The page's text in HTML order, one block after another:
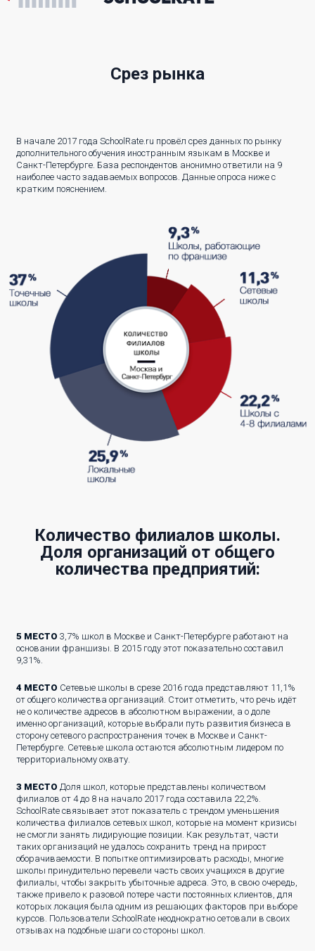
Срез рынка
В начале 2017 года SchoolRate.ru провёл срез данных по рынку
дополнительного обучения иностранным языкам в Москве и
Санкт-Петербурге. База респондентов анонимно ответили на 9
наиболее часто задаваемых вопросов. Данные опроса ниже с
кратким пояснением.
Количество филиалов школы.
Доля организаций от общего
количества предприятий:
5 МЕСТО 3,7% школ в Москве и Санкт-Петербурге работают на
основании франшизы. В 2015 году этот показательно составил
9,31%.
4 МЕСТО Сетевые школы в срезе 2016 года представляют 11,1%
от общего количества организаций. Стоит отметить, что речь идёт
не о количестве адресов в абсолютном выражении, а о доле
именно организаций, которые выбрали путь развития бизнеса в
сторону сетевого распространения точек в Москве и Санкт-
Петербурге. Сетевые школа остаются абсолютным лидером по
территориальному охвату.
3 МЕСТО Доля школ, которые представлены количеством
филиалов от 4 до 8 на начало 2017 года составила 22,2%.
SchoolRate связывает этот показатель с трендом уменьшения
количества филиалов сетевых школ, которые на момент кризисы
не смогли занять лидирующие позиции. Как результат, части
таких организаций не удалось сохранить тренд на прирост
оборачиваемости. В попытке оптимизировать расходы, многие
школы принудительно перевели часть своих учащихся в другие
филиалы, чтобы закрыть убыточные адреса. Это, в свою очередь,
также привело к разовой потере части постоянных клиентов, для
которых локация была одним из решающих факторов при выборе
курсов. Пользователи SchoolRate неоднократно сетовали в своих
отзывах на подобные шаги со стороны школ.